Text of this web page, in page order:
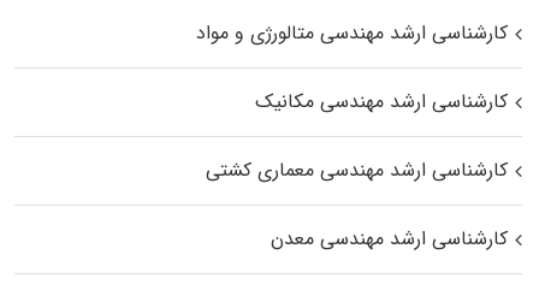
کارشناسی ارشد مهندسی متالورژی و مواد
کارشناسی ارشد مهندسی مکانیک
کارشناسی ارشد مهندسی معماری کشتی
کارشناسی ارشد مهندسی معدن